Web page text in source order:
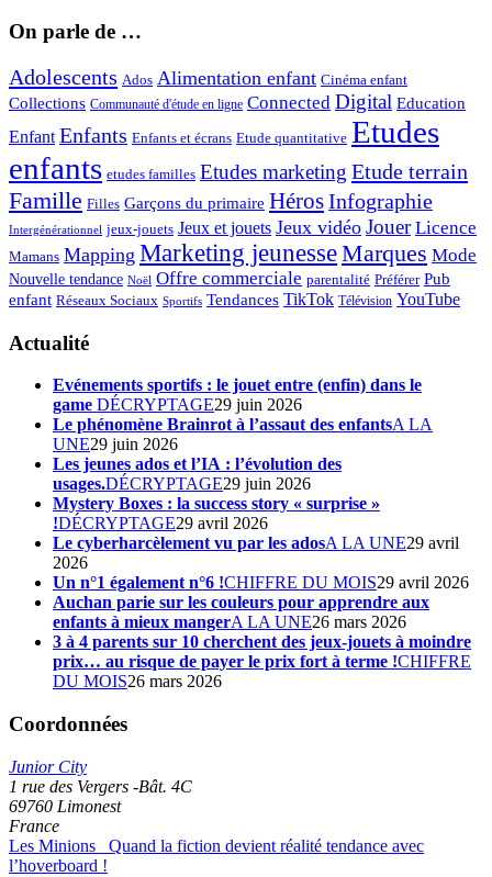
On parle de …
Adolescents Ados Alimentation enfant Cinéma enfant
Collections Communauté d'étude en ligne Connected Digital Education
Enfant Enfants Enfants et écrans Etude quantitative Etudes
enfants etudes familles Etudes marketing Etude terrain
Famille Filles Garçons du primaire HérosInfographie
Intergénérationnel jeux-jouets Jeux et jouets Jeux vidéo Jouer Licence
Mamans Mapping Marketing jeunesseMarques Mode
Nouvelle tendance Noël Offre commerciale parentalité Préférer Pub
enfant Réseaux Sociaux Sportifs Tendances TikTok Télévision YouTube
Actualité
Evénements sportifs : le jouet entre (enfin) dans le
game DÉCRYPTAGE29 juin 2026
Le phénomène Brainrot à l’assaut des enfantsA LA
UNE29 juin 2026
Les jeunes ados et l’IA : l’évolution des
usages.DÉCRYPTAGE29 juin 2026
Mystery Boxes : la success story « surprise »
!DÉCRYPTAGE29 avril 2026
Le cyberharcèlement vu par les adosA LA UNE29 avril
2026
Un n°1 également n°6 !CHIFFRE DU MOIS29 avril 2026
Auchan parie sur les couleurs pour apprendre aux
enfants à mieux mangerA LA UNE26 mars 2026
3 à 4 parents sur 10 cherchent des jeux-jouets à moindre
prix… au risque de payer le prix fort à terme !CHIFFRE
DU MOIS26 mars 2026
Coordonnées
Junior City
1 rue des Vergers -Bât. 4C
69760 Limonest
France
Les Minions
Quand la fiction devient réalité tendance avec
l’hoverboard !